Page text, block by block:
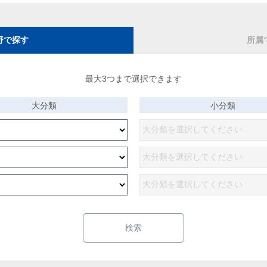
で探す 所属
最大3つまで選択できます
大分類 小分類
検索